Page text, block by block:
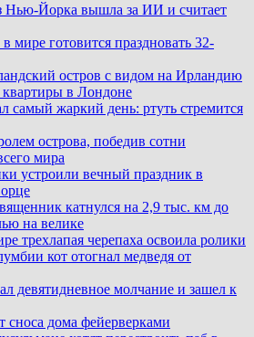
Нью-Йорка вышла за ИИ и считает
мире готовится праздновать 32-
остров с видом на Ирландию
в Лондоне
самый жаркий день: ртуть стремится
острова, победив сотни
мира
устроили вечный праздник в
катнулся на 2,9 тыс. км до
на велике
трехлапая черепаха освоила ролики
кот отогнал медведя от
девятидневное молчание и зашел к
сноса дома фейерверками